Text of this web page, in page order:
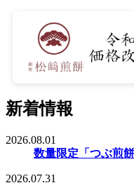
新着情報
2026.08.01
数量限定「つぶ煎
2026.07.31